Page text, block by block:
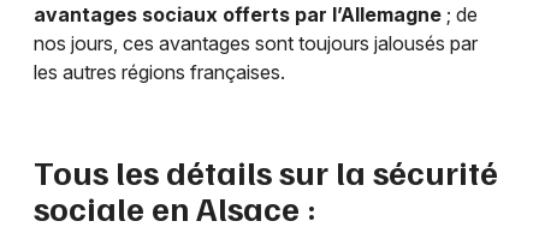
avantages sociaux offerts par l’Allemagne ; de
nos jours, ces avantages sont toujours jalousés par
les autres régions françaises.
Tous les détails sur la sécurité
sociale en Alsace :